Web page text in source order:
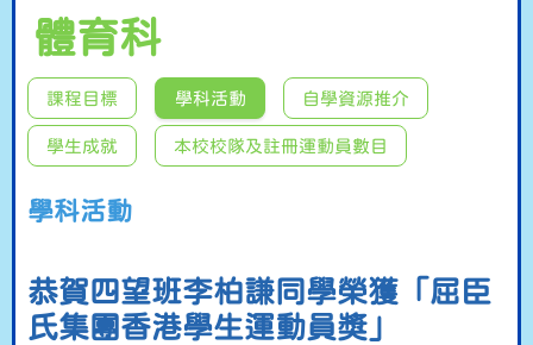
體育科
課程目標 學科活動 自學資源推介
學生成就 本校校隊及註冊運動員數目
學科活動
恭賀四望班李柏謙同學榮獲「屈臣
氏集團香港學生運動員獎」